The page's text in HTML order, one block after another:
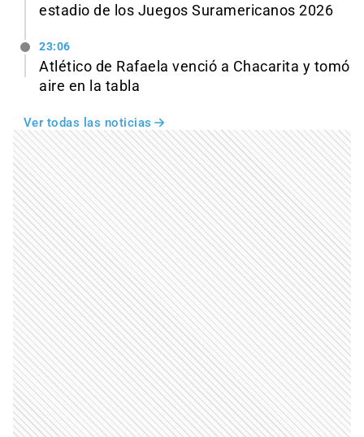
estadio de los Juegos Suramericanos 2026
23:06
Atlético de Rafaela venció a Chacarita y tomó
aire en la tabla
Ver todas las noticias